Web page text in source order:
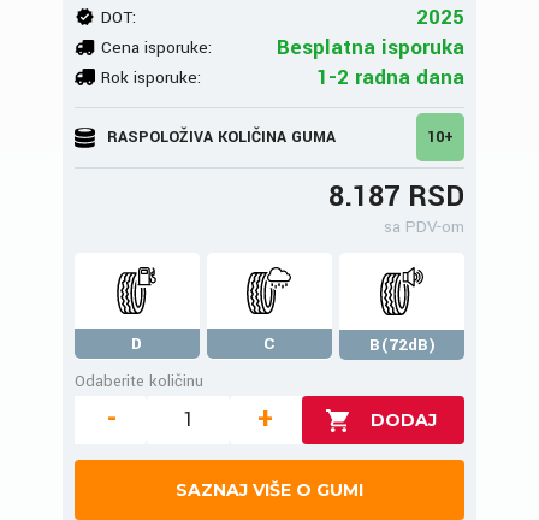
DOT: 2025
Cena isporuke: Besplatna isporuka
Rok isporuke: 1-2 radna dana
RASPOLOŽIVA KOLIČINA GUMA 10+
8.187 RSD
sa PDV-om
D C
B(72dB)
Odaberite količinu
- +
SAZNAJ VIŠE O GUMI